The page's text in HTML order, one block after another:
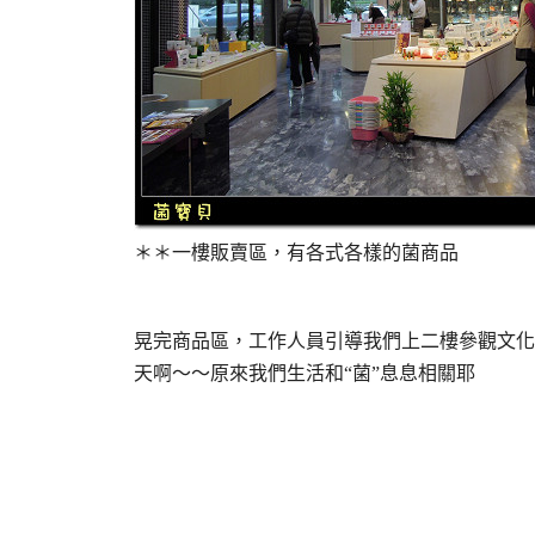
＊＊一樓販賣區，有各式各樣的菌商品
晃完商品區，工作人員引導我們上二樓參觀文
天啊～～原來我們生活和“菌”息息相關耶